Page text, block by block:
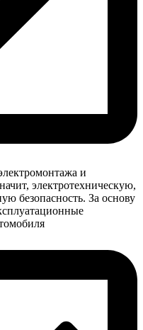
и
электротехническую,
безопасность. За основу